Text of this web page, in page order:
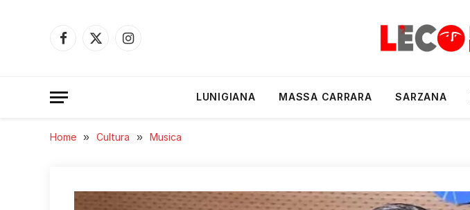
Facebook
X
Instagram
LUNIGIANA MASSA CARRARA SARZANA
Home » Cultura » Musica